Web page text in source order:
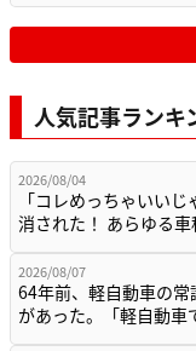
人気記事ランキ
2026/08/04
「コレめっちゃいい
消された！ あらゆる
2026/08/07
64年前、軽自動車の
があった。「軽自動